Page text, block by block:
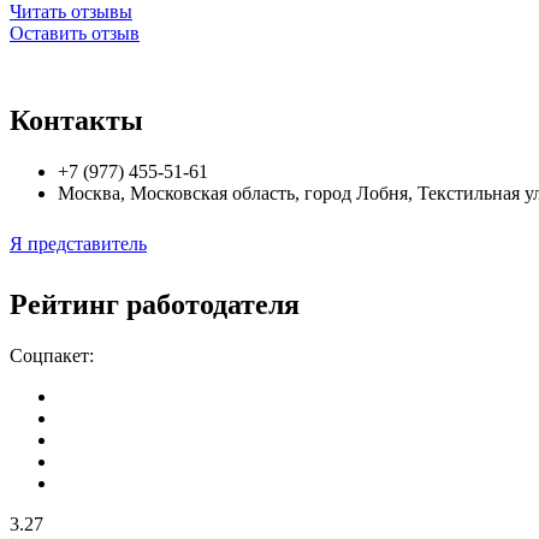
Читать отзывы
Оставить отзыв
Контакты
+7 (977) 455-51-61
Москва, Московская область, город Лобня, Текстильная
Я представитель
Рейтинг работодателя
Соцпакет:
3.27